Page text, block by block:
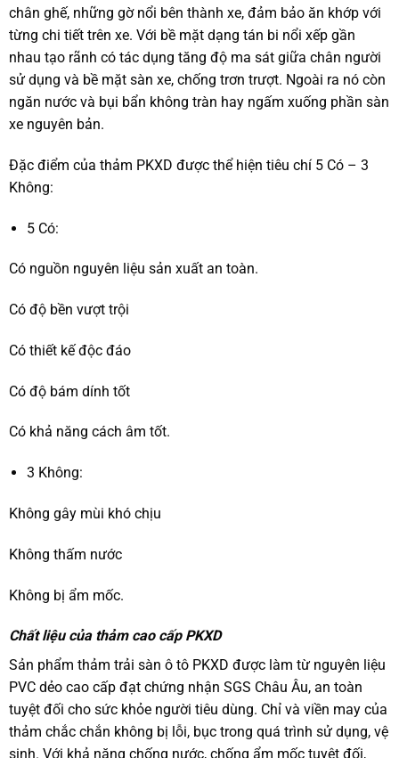
chân ghế, những gờ nổi bên thành xe, đảm bảo ăn khớp với
từng chi tiết trên xe. Với bề mặt dạng tán bi nổi xếp gần
nhau tạo rãnh có tác dụng tăng độ ma sát giữa chân người
sử dụng và bề mặt sàn xe, chống trơn trượt. Ngoài ra nó còn
ngăn nước và bụi bẩn không tràn hay ngấm xuống phần sàn
xe nguyên bản.
Đặc điểm của thảm PKXD được thể hiện tiêu chí 5 Có – 3
Không:
5 Có:
Có nguồn nguyên liệu sản xuất an toàn.
Có độ bền vượt trội
Có thiết kế độc đáo
Có độ bám dính tốt
Có khả năng cách âm tốt.
3 Không:
Không gây mùi khó chịu
Không thấm nước
Không bị ẩm mốc.
Chất liệu của thảm cao cấp PKXD
Sản phẩm thảm trải sàn ô tô PKXD được làm từ nguyên liệu
PVC dẻo cao cấp đạt chứng nhận SGS Châu Âu, an toàn
tuyệt đối cho sức khỏe người tiêu dùng. Chỉ và viền may của
thảm chắc chắn không bị lỗi, bục trong quá trình sử dụng, vệ
sinh. Với khả năng chống nước, chống ẩm mốc tuyệt đối,